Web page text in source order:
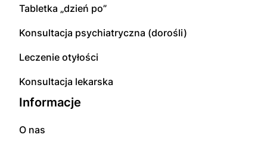
Tabletka „dzień po”
Konsultacja psychiatryczna (dorośli)
Leczenie otyłości
Konsultacja lekarska
Informacje
O nas